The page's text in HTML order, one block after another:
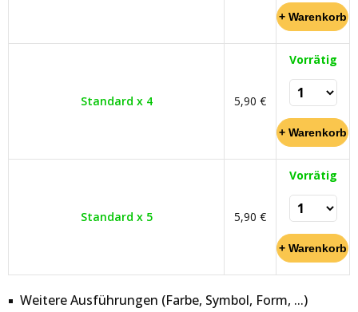
Standard x 4 5,90 €
Vorrätig
Standard x 5 5,90 €
Vorrätig
Weitere Ausführungen (Farbe, Symbol, Form, ...)